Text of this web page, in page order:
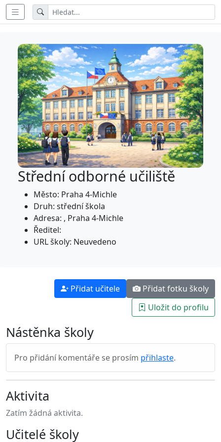
Střední odborné učiliště
Město: Praha 4-Michle
Druh: střední škola
Adresa: , Praha 4-Michle
Ředitel:
URL školy: Neuvedeno
Přidat učitele
Přidat fotku školy
Uložit do profilu
Nástěnka školy
Pro přidání komentáře se prosím přihlaste.
Aktivita
Zatím žádná aktivita.
Učitelé školy